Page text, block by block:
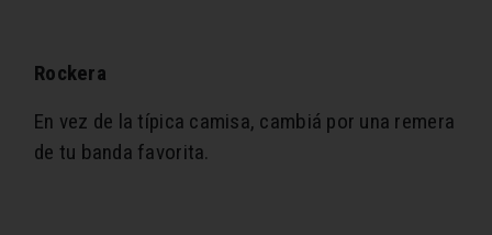
Rockera
En vez de la típica camisa, cambiá por una remera
de tu banda favorita.